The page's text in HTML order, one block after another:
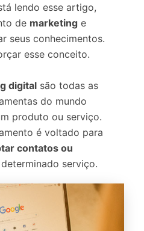
lendo esse artigo,
de marketing e
seus conhecimentos.
esse conceito.
digital são todas as
do mundo
produto ou serviço.
é voltado para
contatos ou
serviço.